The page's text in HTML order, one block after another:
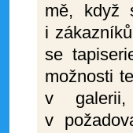
mě, když
i
se
možnosti
v galerii,
v